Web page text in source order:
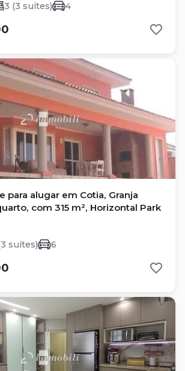
3 (3 suítes) 4
para alugar em Cotia, Granja
com 315 m², Horizontal Park
suítes) 6